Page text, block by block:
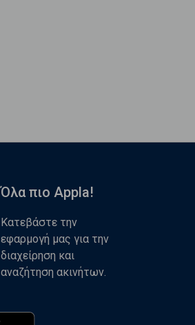
Όλα πιο Appla!
Κατεβάστε την
εφαρμογή μας για την
διαχείρηση και
αναζήτηση ακινήτων.